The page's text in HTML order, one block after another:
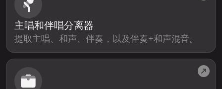
主唱和伴唱分离器
提取主唱、和声、伴奏，以及伴奏+和声混音。